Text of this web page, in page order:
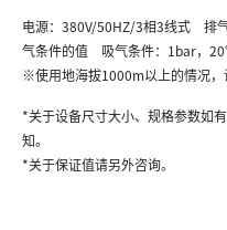
电源：380V/50HZ/3相3线式 排
气条件的值 吸气条件：1bar，
※使用地海拔1000m以上的情况，
*关于设备尺寸大小、规格参数如
知。
*关于保证值请另外咨询。